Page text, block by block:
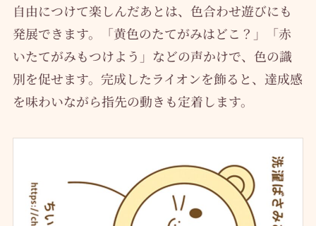
自由につけて楽しんだあとは、色合わせ遊びにも
発展できます。「黄色のたてがみはどこ？」「赤
いたてがみもつけよう」などの声かけで、色の識
別を促せます。完成したライオンを飾ると、達成感
を味わいながら指先の動きも定着します。